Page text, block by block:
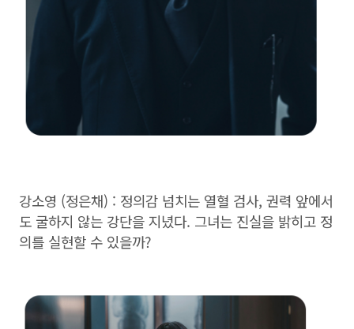
강소영 (정은채) : 정의감 넘치는 열혈 검사, 권력 앞에서
도 굴하지 않는 강단을 지녔다. 그녀는 진실을 밝히고 정
의를 실현할 수 있을까?